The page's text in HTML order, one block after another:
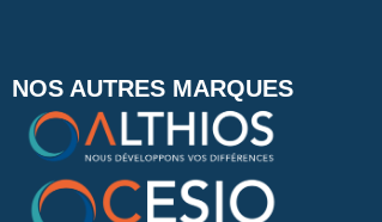
NOS AUTRES MARQUES